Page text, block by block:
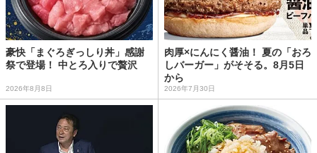
豪快「まぐろぎっしり丼」感謝
祭で登場！ 中とろ入りで贅沢
2026年8月8日
肉厚×にんにく醤油！ 夏の「おろ
しバーガー」がそそる。8月5日
から
2026年7月30日